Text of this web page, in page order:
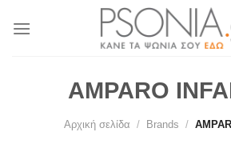
AMPARO
Αρχική σελίδα / Brands /